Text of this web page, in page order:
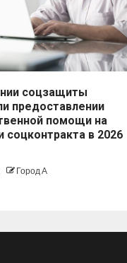
соцзащиты
предоставлении
помощи на
соцконтракта в 2026
Город А